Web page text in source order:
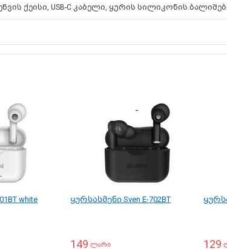
ქეისი, USB-C კაბელი, ყურის სილიკონის
white ყურსასმენი Sven E-702BT
149 ლარი 129